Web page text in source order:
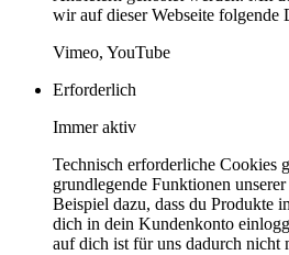
wir auf dieser Webseite folgende
Vimeo, YouTube
Erforderlich
Immer aktiv
Technisch erforderliche Cookies
grundlegende Funktionen
Beispiel dazu, dass du Produkte
dich in dein Kundenkonto
auf dich ist für uns dadurch nicht